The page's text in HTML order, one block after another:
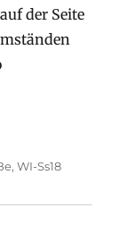
der Seite
, WI-Ss18